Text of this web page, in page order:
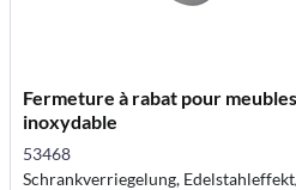
Fermeture à rabat pour
inoxydable
53468
Schrankverriegelung,